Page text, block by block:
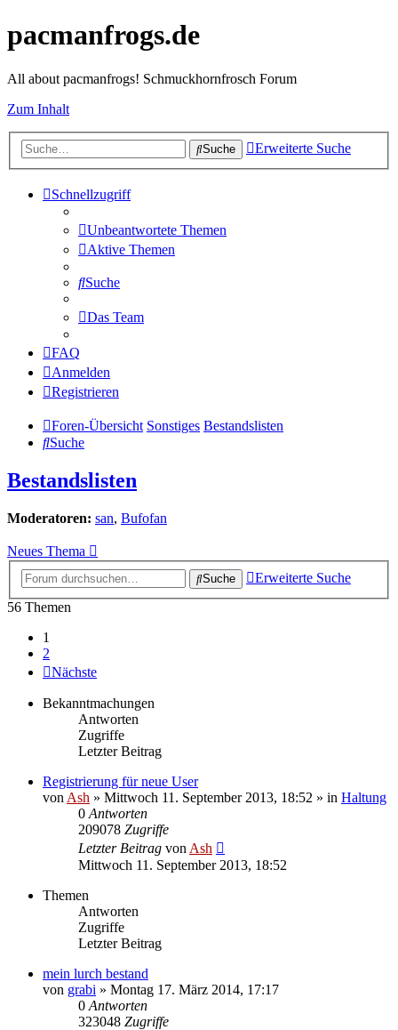
pacmanfrogs.de
All about pacmanfrogs! Schmuckhornfrosch Forum
Zum Inhalt
Suche Erweiterte Suche
Schnellzugriff
Unbeantwortete Themen
Aktive Themen
Suche
Das Team
FAQ
Anmelden
Registrieren
Foren-Übersicht Sonstiges Bestandslisten
Suche
Bestandslisten
Moderatoren: san, Bufofan
Neues Thema
Suche
Erweiterte Suche
56 Themen
1
2
Nächste
Bekanntmachungen
Antworten
Zugriffe
Letzter Beitrag
Registrierung für neue User
von Ash » Mittwoch 11. September 2013, 18:52 » in Haltung
0 Antworten
209078 Zugriffe
Letzter Beitrag von Ash
Mittwoch 11. September 2013, 18:52
Themen
Antworten
Zugriffe
Letzter Beitrag
mein lurch bestand
von grabi » Montag 17. März 2014, 17:17
0 Antworten
323048 Zugriffe